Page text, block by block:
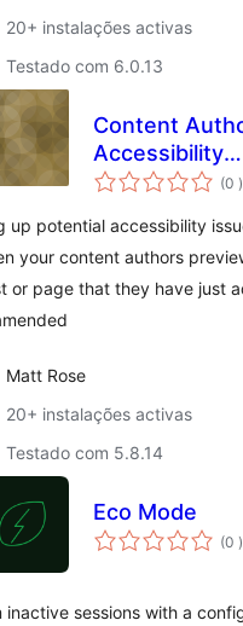
20+ instalações activas
Testado com 6.0.13
Content
Accessibility
Preview
(0 )
up potential accessibility
your content authors
or page that they have just
Matt Rose
20+ instalações activas
Testado com 5.8.14
Eco Mode
(0 )
inactive sessions with a